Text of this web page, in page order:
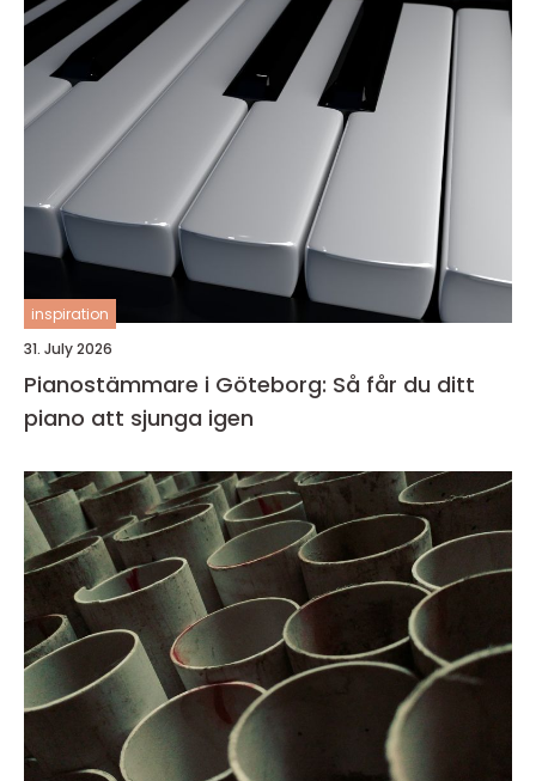
inspiration
31. July 2026
Pianostämmare i Göteborg: Så får du ditt
piano att sjunga igen